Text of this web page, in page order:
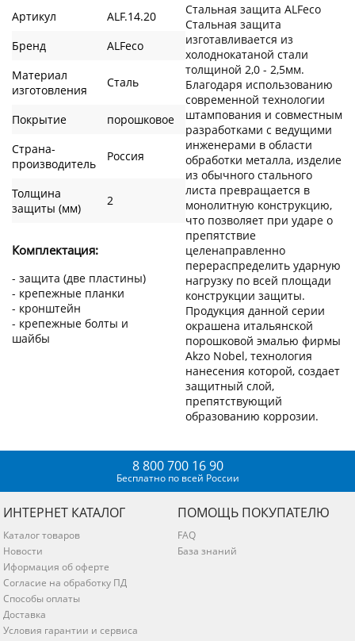
Артикул
ALF.14.20
Бренд
ALFeco
Материал
изготовления
Сталь
Покрытие
порошковое
Страна-
производитель
Россия
Толщина
защиты (мм)
2
Комплектация:
- защита (две пластины)
- крепежные планки
- кронштейн
- крепежные болты и
шайбы
Стальная защита ALFeco
Стальная защита
изготавливается из
холоднокатаной стали
толщиной 2,0 - 2,5мм.
Благодаря использованию
современной технологии
штампования и совместным
разработками с ведущими
инженерами в области
обработки металла, изделие
из обычного стального
листа превращается в
монолитную конструкцию,
что позволяет при ударе о
препятствие
целенаправленно
перераспределить ударную
нагрузку по всей площади
конструкции защиты.
Продукция данной серии
окрашена итальянской
порошковой эмалью фирмы
Akzo Nobel, технология
нанесения которой, создает
защитный слой,
препятствующий
образованию коррозии.
8 800 700 16 90
Бесплатно по всей России
ИНТЕРНЕТ КАТАЛОГ
Каталог товаров
Новости
Иформация об оферте
Согласие на обработку ПД
Способы оплаты
Доставка
Условия гарантии и сервиса
ПОМОЩЬ ПОКУПАТЕЛЮ
FAQ
База знаний